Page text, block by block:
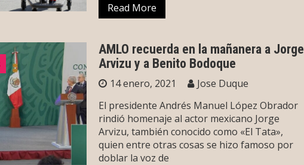
Read More
AMLO recuerda en la mañanera a Jorge
Arvizu y a Benito Bodoque
14 enero, 2021
Jose Duque
El presidente Andrés Manuel López Obrador
rindió homenaje al actor mexicano Jorge
Arvizu, también conocido como «El Tata»,
quien entre otras cosas se hizo famoso por
doblar la voz de